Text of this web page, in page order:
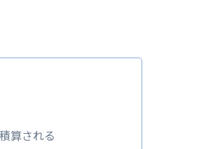
算される